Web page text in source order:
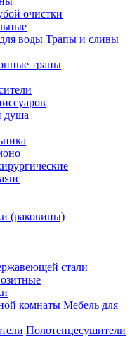
очистки
Трапы и сливы
трапы
душа
(раковины)
стали
Мебель для
Полотенцесушители